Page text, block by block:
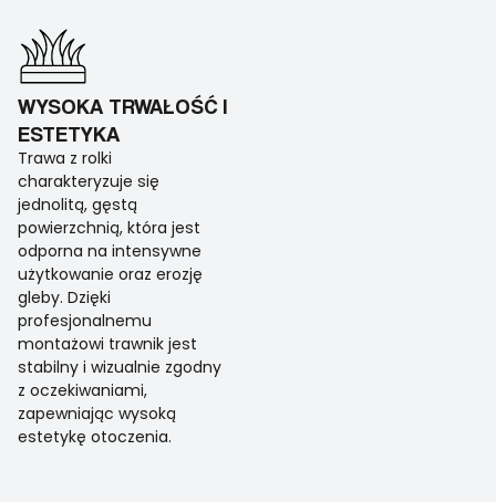
WYSOKA TRWAŁOŚĆ I
ESTETYKA
Trawa z rolki
charakteryzuje się
jednolitą, gęstą
powierzchnią, która jest
odporna na intensywne
użytkowanie oraz erozję
gleby. Dzięki
profesjonalnemu
montażowi trawnik jest
stabilny i wizualnie zgodny
z oczekiwaniami,
zapewniając wysoką
estetykę otoczenia.